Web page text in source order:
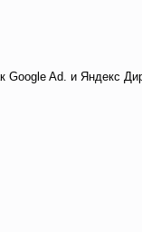
Google Ad. и Яндекс